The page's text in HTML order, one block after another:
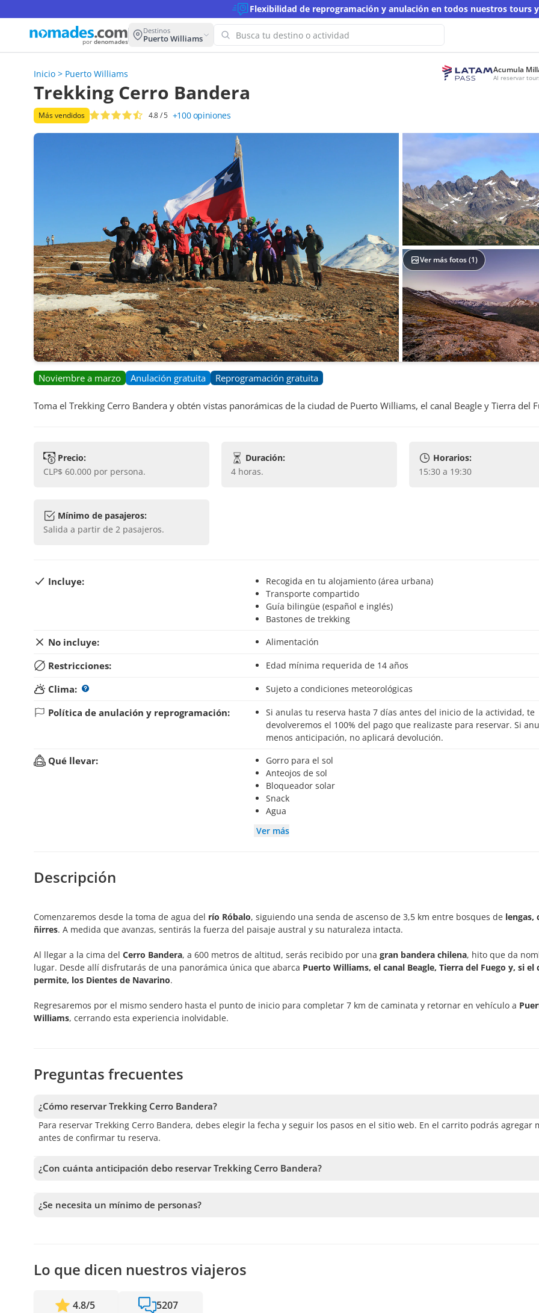
Flexibilidad de reprogramación y anulación en todos nuestros tours
por denomades
Destinos
Puerto Williams
¡Oops! No hemos encontrado resultados
Ver más fotos (1)
Acumula
Al reservar
Inicio > Puerto Williams
Trekking Cerro Bandera
Más vendidos 4.8/ 5 +100 opiniones
Noviembre a marzo Anulación gratuita Reprogramación gratuita
Toma el Trekking Cerro Bandera y obtén vistas panorámicas de la ciudad de Puerto Williams, el canal Beagle y Tierra del
Precio:
CLP$ 60.000 por persona.
Duración:
4 horas.
Horarios:
15:30 a 19:30
Mínimo de pasajeros:
Salida a partir de 2 pasajeros.
Incluye:
Recogida en tu alojamiento (área urbana)
Transporte compartido
Guía bilingüe (español e inglés)
Bastones de trekking
No incluye: Alimentación
Restricciones: Edad mínima requerida de 14 años
Clima: Sujeto a condiciones meteorológicas
Política de anulación y reprogramación:
Si anulas tu reserva hasta 7 días antes del inicio de la actividad, te
devolveremos el 100% del pago que realizaste para reservar. Si
menos anticipación, no aplicará devolución.
Qué llevar:
Gorro para el sol
Anteojos de sol
Bloqueador solar
Snack
Agua
Ver más
Descripción
Comenzaremos desde la toma de agua del río Róbalo, siguiendo una senda de ascenso de 3,5 km entre bosques de lengas,
ñirres. A medida que avanzas, sentirás la fuerza del paisaje austral y su naturaleza intacta.
Al llegar a la cima del Cerro Bandera, a 600 metros de altitud, serás recibido por una gran bandera chilena, hito que da
lugar. Desde allí disfrutarás de una panorámica única que abarca Puerto Williams, el canal Beagle, Tierra del Fuego y, si el
permite, los Dientes de Navarino.
Regresaremos por el mismo sendero hasta el punto de inicio para completar 7 km de caminata y retornar en vehículo a
Williams, cerrando esta experiencia inolvidable.
Preguntas frecuentes
¿Cómo reservar Trekking Cerro Bandera?
Para reservar Trekking Cerro Bandera, debes elegir la fecha y seguir los pasos en el sitio web. En el carrito podrás agregar
antes de confirmar tu reserva.
¿Con cuánta anticipación debo reservar Trekking Cerro Bandera?
anticipación posible para asegurar los cupos.
¿Se necesita un mínimo de personas?
Lo que dicen nuestros viajeros
4.8/5 5207